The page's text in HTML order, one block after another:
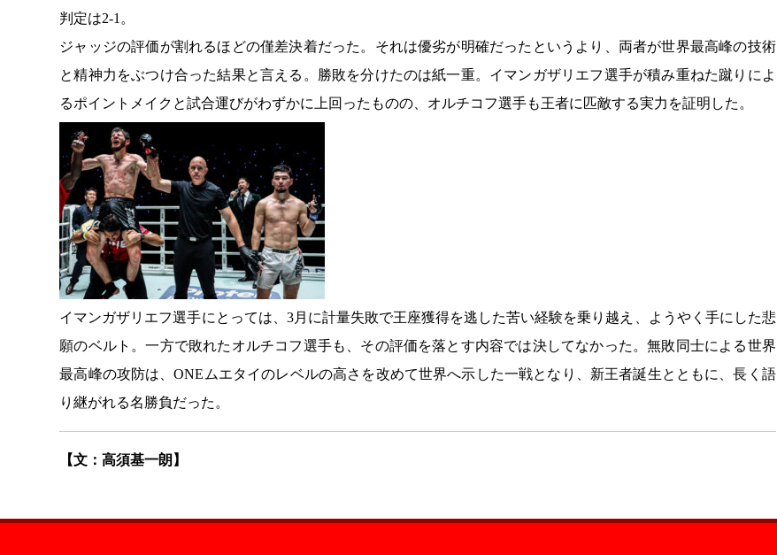
判定は2-1。
ジャッジの評価が割れるほどの僅差決着だった。それは優劣が明確だったというより、両者が世界最高峰の技術
と精神力をぶつけ合った結果と言える。勝敗を分けたのは紙一重。イマンガザリエフ選手が積み重ねた蹴りによ
るポイントメイクと試合運びがわずかに上回ったものの、オルチコフ選手も王者に匹敵する実力を証明した。
イマンガザリエフ選手にとっては、3月に計量失敗で王座獲得を逃した苦い経験を乗り越え、ようやく手にした悲
願のベルト。一方で敗れたオルチコフ選手も、その評価を落とす内容では決してなかった。無敗同士による世界
最高峰の攻防は、ONEムエタイのレベルの高さを改めて世界へ示した一戦となり、新王者誕生とともに、長く語
り継がれる名勝負だった。
【文：高須基一朗】